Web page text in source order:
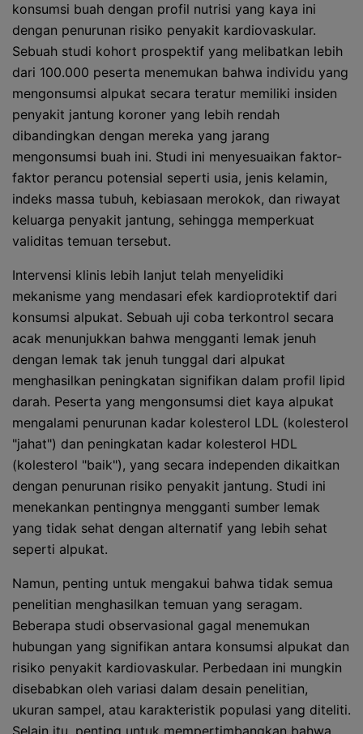
konsumsi buah dengan profil nutrisi yang kaya ini
dengan penurunan risiko penyakit kardiovaskular.
Sebuah studi kohort prospektif yang melibatkan lebih
dari 100.000 peserta menemukan bahwa individu yang
mengonsumsi alpukat secara teratur memiliki insiden
penyakit jantung koroner yang lebih rendah
dibandingkan dengan mereka yang jarang
mengonsumsi buah ini. Studi ini menyesuaikan faktor-
faktor perancu potensial seperti usia, jenis kelamin,
indeks massa tubuh, kebiasaan merokok, dan riwayat
keluarga penyakit jantung, sehingga memperkuat
validitas temuan tersebut.
Intervensi klinis lebih lanjut telah menyelidiki
mekanisme yang mendasari efek kardioprotektif dari
konsumsi alpukat. Sebuah uji coba terkontrol secara
acak menunjukkan bahwa mengganti lemak jenuh
dengan lemak tak jenuh tunggal dari alpukat
menghasilkan peningkatan signifikan dalam profil lipid
darah. Peserta yang mengonsumsi diet kaya alpukat
mengalami penurunan kadar kolesterol LDL (kolesterol
"jahat") dan peningkatan kadar kolesterol HDL
(kolesterol "baik"), yang secara independen dikaitkan
dengan penurunan risiko penyakit jantung. Studi ini
menekankan pentingnya mengganti sumber lemak
yang tidak sehat dengan alternatif yang lebih sehat
seperti alpukat.
Namun, penting untuk mengakui bahwa tidak semua
penelitian menghasilkan temuan yang seragam.
Beberapa studi observasional gagal menemukan
hubungan yang signifikan antara konsumsi alpukat dan
risiko penyakit kardiovaskular. Perbedaan ini mungkin
disebabkan oleh variasi dalam desain penelitian,
ukuran sampel, atau karakteristik populasi yang diteliti.
Selain itu, penting untuk mempertimbangkan bahwa